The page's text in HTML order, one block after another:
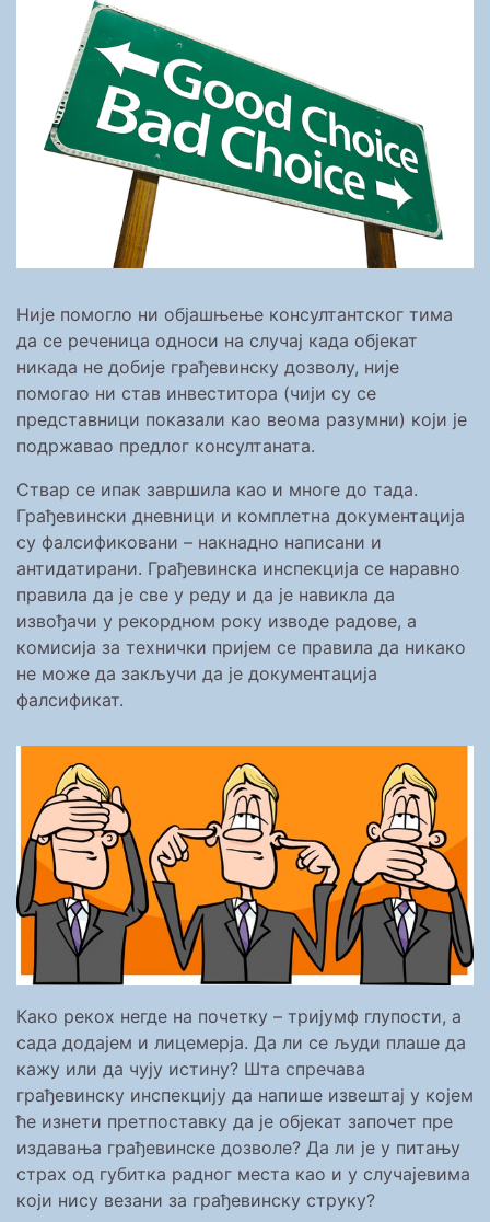
Није помогло ни објашњење консултантског тима
да се реченица односи на случај када објекат
никада не добије грађевинску дозволу, није
помогао ни став инвеститора (чији су се
представници показали као веома разумни) који је
подржавао предлог консултаната.
Ствар се ипак завршила као и многе до тада.
Грађевински дневници и комплетна документација
су фалсификовани – накнадно написани и
антидатирани. Грађевинска инспекција се наравно
правила да је све у реду и да је навикла да
извођачи у рекордном року изводе радове, а
комисија за технички пријем се правила да никако
не може да закључи да је документација
фалсификат.
Како рекох негде на почетку – тријумф глупости, а
сада додајем и лицемерја. Да ли се људи плаше да
кажу или да чују истину? Шта спречава
грађевинску инспекцију да напише извештај у којем
ће изнети претпоставку да је објекат започет пре
издавања грађевинске дозволе? Да ли је у питању
страх од губитка радног места као и у случајевима
који нису везани за грађевинску струку?